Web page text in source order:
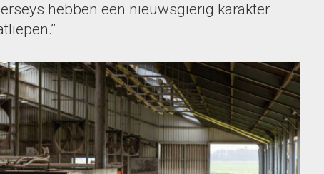
hebben een nieuwsgierig karakter